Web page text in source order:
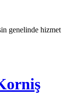
genelinde hizmet